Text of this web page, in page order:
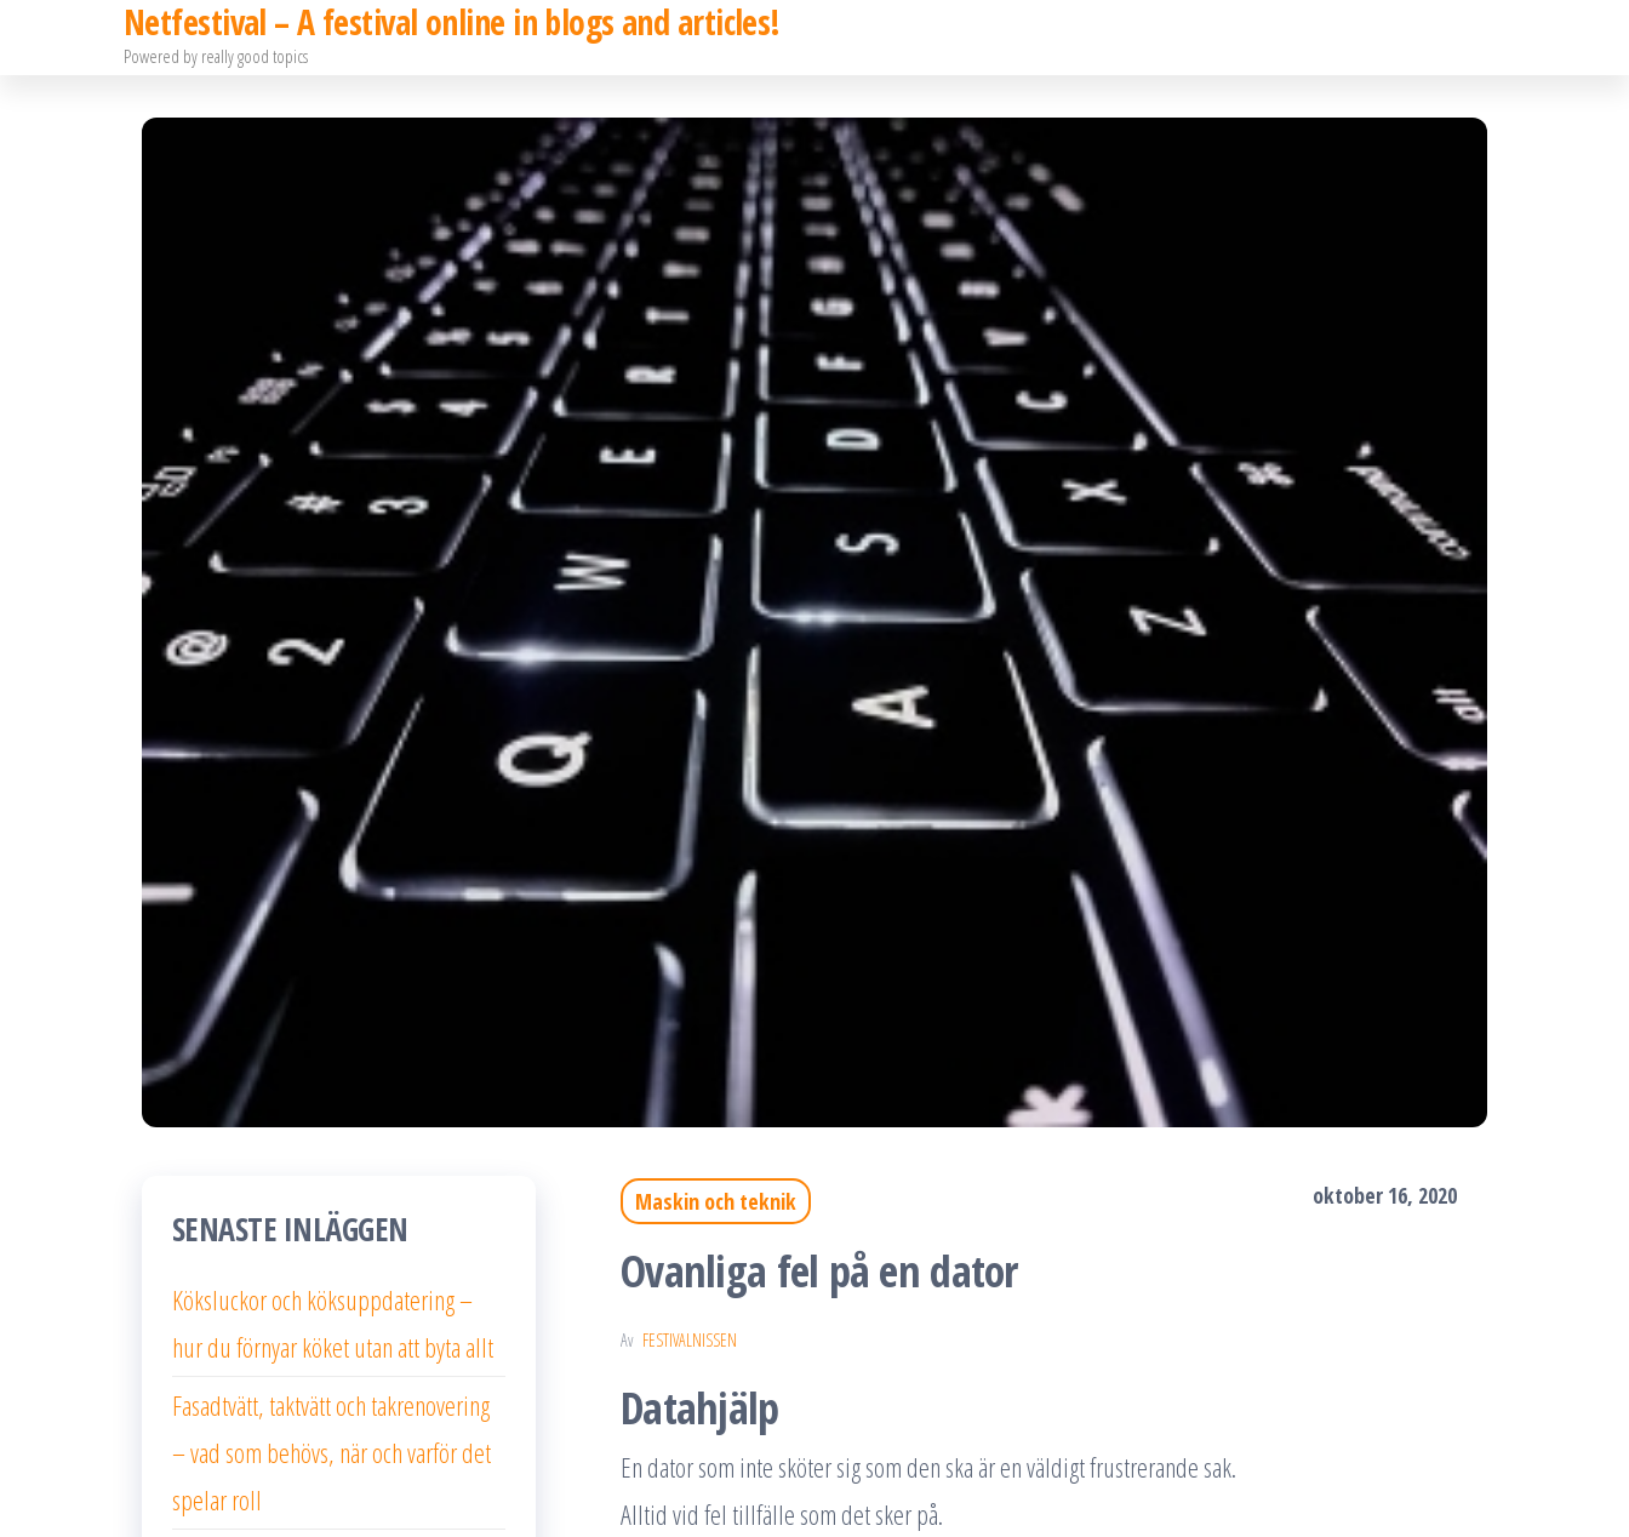
Netfestival – A festival online in blogs and articles!
Powered by really good topics
Maskin och teknik oktober 16, 2020
Ovanliga fel på en dator
Av FESTIVALNISSEN
Datahjälp
En dator som inte sköter sig som den ska är en väldigt frustrerande sak.
Alltid vid fel tillfälle som det sker på.
SENASTE INLÄGGEN
Köksluckor och köksuppdatering –
hur du förnyar köket utan att byta allt
Fasadtvätt, taktvätt och takrenovering
– vad som behövs, när och varför det
spelar roll